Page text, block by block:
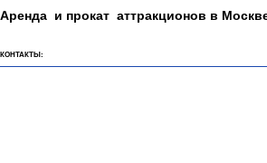
Аренда и прокат аттракционов в
КОНТАКТЫ: